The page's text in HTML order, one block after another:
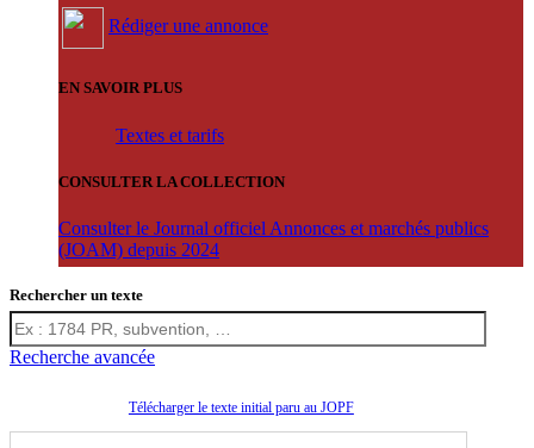
Rédiger une annonce
EN SAVOIR PLUS
Textes et tarifs
CONSULTER LA COLLECTION
Consulter le Journal officiel Annonces et marchés publics
(JOAM) depuis 2024
Rechercher un texte
Recherche avancée
Télécharger le texte initial paru au JOPF